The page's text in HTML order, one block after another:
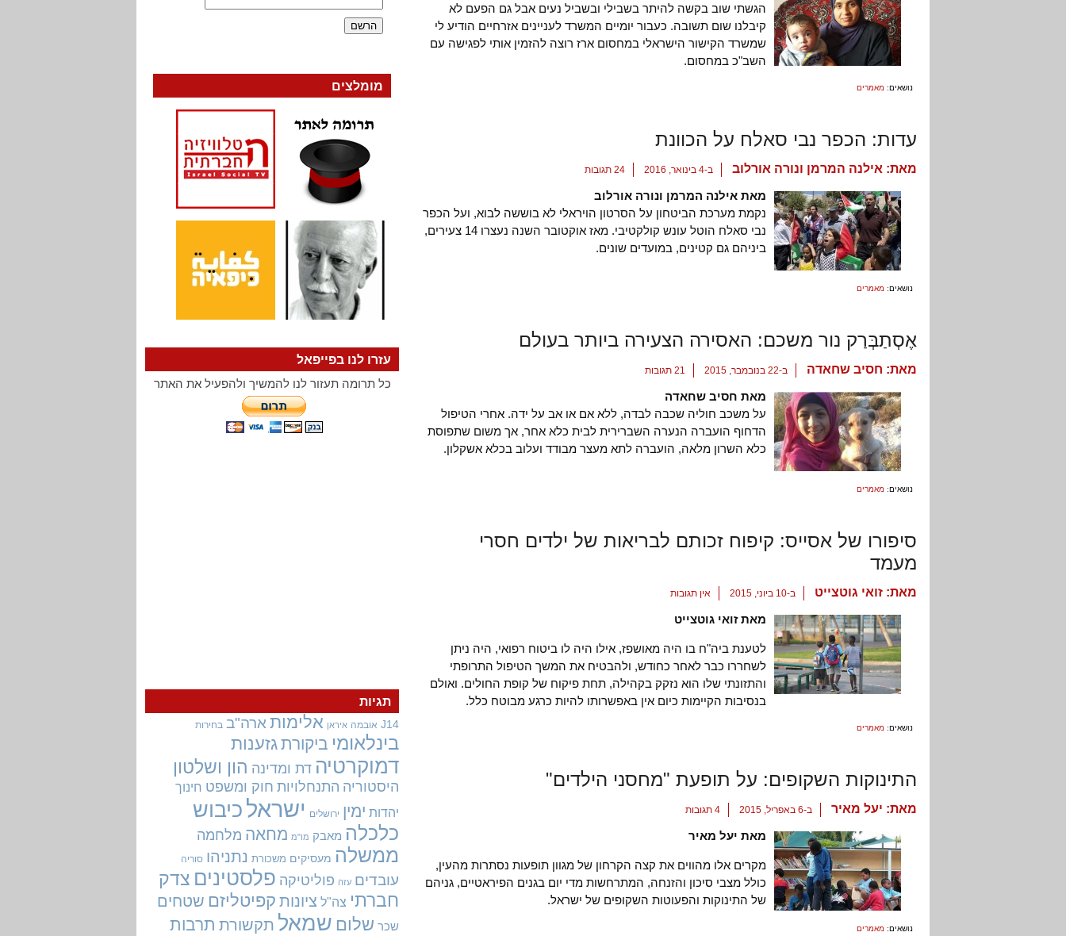
הגשתי שוב בקשה להיתר בשבילי ובשביל נעים אבל גם הפעם לא
קיבלנו שום תשובה. כעבור יומיים המשרד לעניינים אזרחיים הודיע לי
שמשרד הקישור הישראלי במחסום ארז רוצה להזמין אותי לפגישה עם
השב"כ במחסום.
נושאים: מאמרים
עדות: הכפר נבי סאלח על הכוונת
מאת: אילנה המרמן ונורה אורלוב ב-4 בינואר, 2016 24 תגובות
מאת אילנה המרמן ונורה אורלוב
נקמת מערכת הביטחון על הסרטון הויראלי לא בוששה לבוא, ועל הכפר
נבי סאלח הוטל עונש קולקטיבי. מאז אוקטובר השנה נעצרו 14 צעירים,
ביניהם גם קטינים, במועדים שונים.
נושאים: מאמרים
אֶסְתַבְּרַק נור משכם: האסירה הצעירה ביותר בעולם
מאת: חסיב שחאדה ב-22 בנובמבר, 2015 21 תגובות
מאת חסיב שחאדה
על משכב חוליה שכבה לבדה, ללא אם או אב על ידה. אחרי הטיפול
הדחוף הועברה הנערה השברירית לבית כלא אחר, אך משום שתפוסת
כלא השרון מלאה, הועברה לתא מעצר מבודד ועלוב בכלא אשקלון.
נושאים: מאמרים
סיפורו של אסייס: קיפוח זכותם לבריאות של ילדים חסרי
מעמד
מאת: זואי גוטצייט ב-10 ביוני, 2015 אין תגובות
מאת זואי גוטצייט
לטענת ביה"ח בו היה מאושפז, אילו היה לו ביטוח רפואי, היה ניתן
לשחררו כבר לאחר כחודש, ולהבטיח את המשך הטיפול התרופתי
והתזונתי שלו הוא נזקק בקהילה, תחת פיקוח של קופת החולים. ואולם
בנסיבות הקיימות כיום אין באפשרותו להיות כרגע מבוטח כלל.
נושאים: מאמרים
התינוקות השקופים: על תופעת "מחסני הילדים"
מאת: יעל מאיר ב-6 באפריל, 2015 4 תגובות
מאת יעל מאיר
מקרים אלו מהווים את קצה הקרחון של מגוון תופעות נסתרות מהעין,
כולל מצבי סיכון והזנחה, המתרחשות מדי יום בגנים הפיראטיים, גניהם
של התינוקות והפעוטות השקופים של ישראל.
נושאים: מאמרים
מומלצים
עזרו לנו בפייפאל
כל תרומה תעזור לנו להמשיך ולהפעיל את האתר
תגיות
J14 אובמה איראן אלימות ארה"ב בחירות
בינלאומי ביקורתגזענות
דמוקרטיה דת ומדינה הון ושלטון
היסטוריה התנחלויות חוק ומשפט חינוך
יהדות ימין ירושלים ישראל כיבוש
כלכלה מאבק מו"מ מחאה מלחמה
ממשלה מעסיקים משכורת נתניהו סוריה
עובדים עזה פוליטיקה פלסטינים צדק
חברתי צה"ל ציונות קפיטליזם שטחים
שכר שלום שמאל תקשורת תרבות